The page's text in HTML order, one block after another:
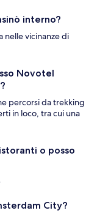
interno?
nelle vicinanze di
Novotel
percorsi da trekking
in loco, tra cui una
o posso
City?